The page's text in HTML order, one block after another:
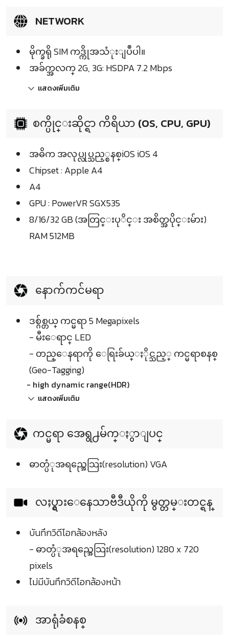
NETWORK
မိုက္ခရို SIM ကဒ္ကိုအသံုးျပဳပါ။
အခ်က္အလက္ 2G, 3G: HSDPA 7.2 Mbps
แสดงเพิ่มเติม
စက္ပိုင္းဆိုင္ရာ ကိရိယာ (OS, CPU, GPU)
အဓိက အလုပ္လုပ္သည့္စနစ္iOS iOS 4
Chipset : Apple A4
A4
GPU : PowerVR SGX535
8/16/32 GB (အတြင္းပုိင္း အစိတ္အပိုင္းမ်ား)
RAM 512MB
နောက်ကင်မရာ
ဒစ္ဂ်စ္တယ္ ကင္မရာ 5 Megapixels
- မီးေရာင္ LED
- တည္ေနရာကို ေရြးခ်ယ္ႏိုင္သည့္ ကင္မရာစနစ္
(Geo-Tagging)
- high dynamic range(HDR)
แสดงเพิ่มเติม
ကင္မရာ အေရွ႕မ်က္ႏွာျပင္
ဓာတ္ပံုအရည္အေသြး(resolution) VGA
လႈပ္ရွားေနေသာဗီဒီယိုကို မွတ္တမ္းတင္ရန္
บันทึกวิดีโอกล้องหลัง
- ဓာတ္ပံုအရည္အေသြး(resolution) 1280 x 720
pixels
ไม่มีบันทึกวิดีโอกล้องหน้า
အာရုံခံစနစ္